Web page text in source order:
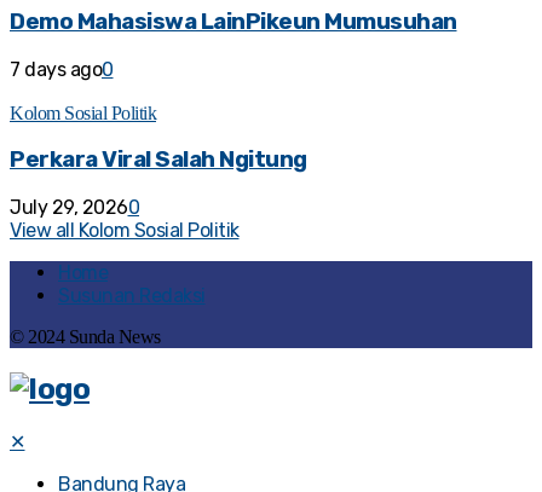
Demo Mahasiswa LainPikeun Mumusuhan
7 days ago0
Kolom Sosial Politik
Perkara Viral Salah Ngitung
July 29, 20260
View all Kolom Sosial Politik
Home
Susunan Redaksi
© 2024 Sunda News
✕
Bandung Raya